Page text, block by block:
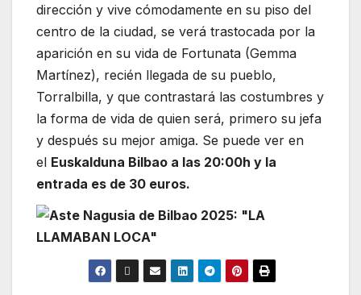
dirección y vive cómodamente en su piso del
centro de la ciudad, se verá trastocada por la
aparición en su vida de Fortunata (Gemma
Martínez), recién llegada de su pueblo,
Torralbilla, y que contrastará las costumbres y
la forma de vida de quien será, primero su jefa
y después su mejor amiga. Se puede ver en
el Euskalduna Bilbao a las 20:00h y la
entrada es de 30 euros.